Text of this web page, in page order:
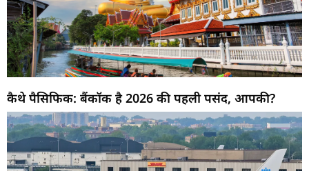
कैथे पैसिफिक: बैंकॉक है 2026 की पहली पसंद, आपकी?